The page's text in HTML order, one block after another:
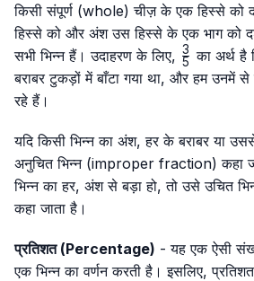
किसी संपूर्ण (whole) चीज़ के एक हिस्से को
हिस्से को और अंश उस हिस्से के एक भाग को
सभी भिन्न हैं। उदाहरण के लिए, \frac{3}
{5}
5
3 का अर्थ है
बराबर टुकड़ों में बाँटा गया था, और हम उनमें
रहे हैं।
यदि किसी भिन्न का अंश, हर के बराबर या
अनुचित भिन्न (improper fraction) कहा
भिन्न का हर, अंश से बड़ा हो, तो उसे उचित
कहा जाता है।
प्रतिशत (Percentage) - यह एक ऐसी
एक भिन्न का वर्णन करती है। इसलिए,